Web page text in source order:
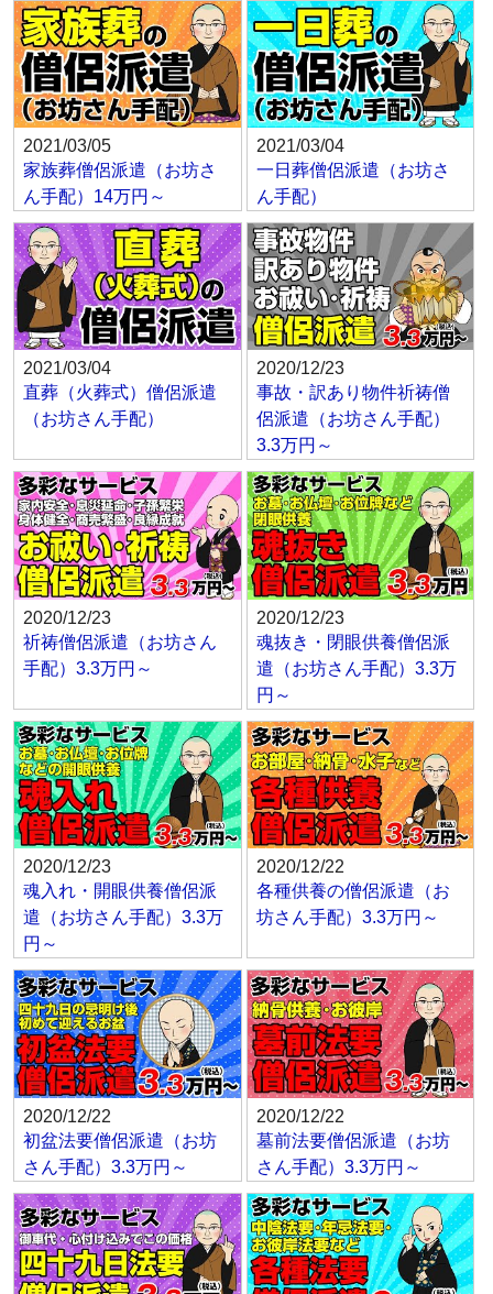
2021/03/05
家族葬僧侶派遣（お坊さ
ん手配）14万円～
2021/03/04
一日葬僧侶派遣（お坊さ
ん手配）
2021/03/04
直葬（火葬式）僧侶派遣
（お坊さん手配）
2020/12/23
事故・訳あり物件祈祷僧
侶派遣（お坊さん手配）
3.3万円～
2020/12/23
祈祷僧侶派遣（お坊さん
手配）3.3万円～
2020/12/23
魂抜き・閉眼供養僧侶派
遣（お坊さん手配）3.3万
円～
2020/12/23
魂入れ・開眼供養僧侶派
遣（お坊さん手配）3.3万
円～
2020/12/22
各種供養の僧侶派遣（お
坊さん手配）3.3万円～
2020/12/22
初盆法要僧侶派遣（お坊
さん手配）3.3万円～
2020/12/22
墓前法要僧侶派遣（お坊
さん手配）3.3万円～